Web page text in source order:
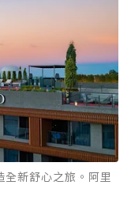
新舒心之旅。阿里